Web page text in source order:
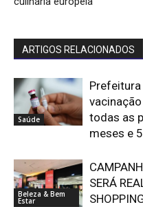
ARTIGOS RELACIONADOS
Saúde
todas as
meses e
Beleza & Bem
Estar
SERÁ